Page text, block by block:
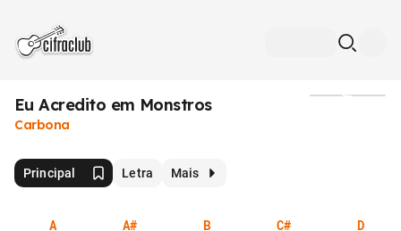
Eu Acredito em Monstros
Carbona
Principal Letra Mais
A A# B C# D